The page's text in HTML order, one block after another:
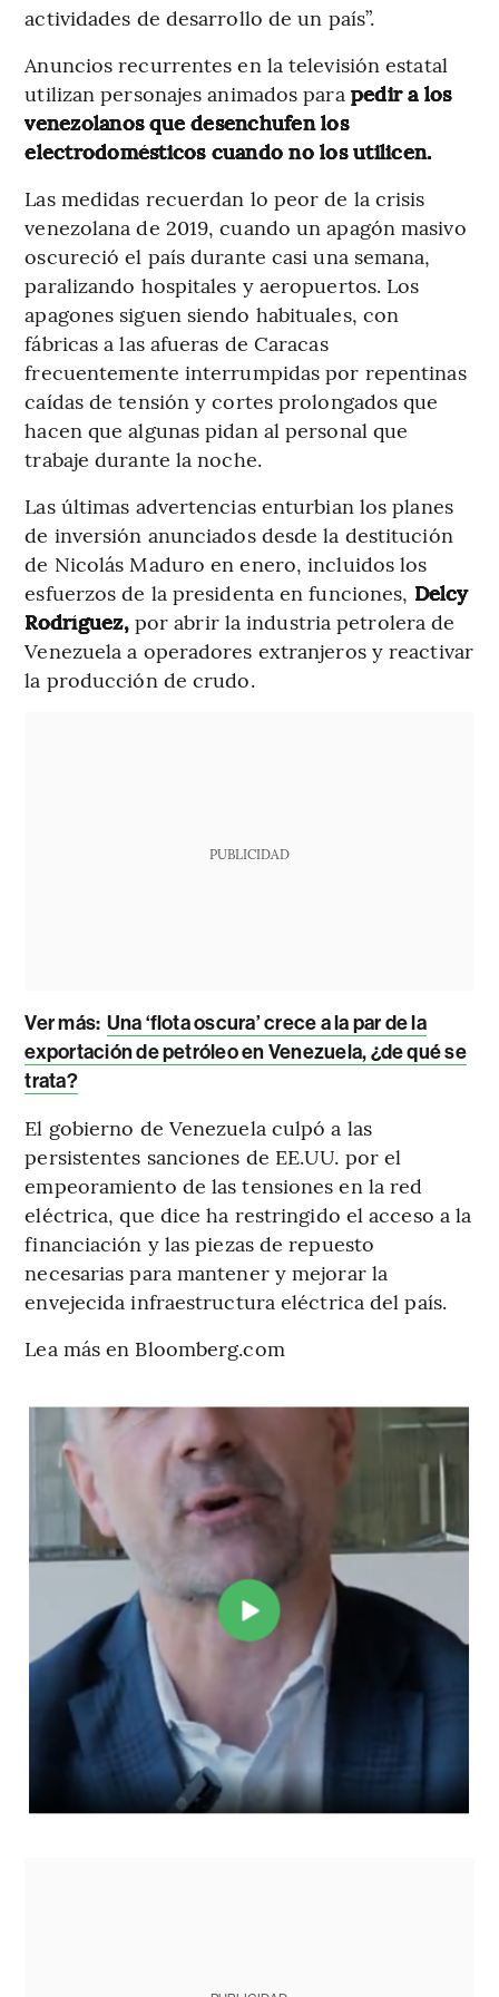
actividades de desarrollo de un país”.
Anuncios recurrentes en la televisión estatal
utilizan personajes animados para pedir a los
venezolanos que desenchufen los
electrodomésticos cuando no los utilicen.
Las medidas recuerdan lo peor de la crisis
venezolana de 2019, cuando un apagón masivo
oscureció el país durante casi una semana,
paralizando hospitales y aeropuertos. Los
apagones siguen siendo habituales, con
fábricas a las afueras de Caracas
frecuentemente interrumpidas por repentinas
caídas de tensión y cortes prolongados que
hacen que algunas pidan al personal que
trabaje durante la noche.
Las últimas advertencias enturbian los planes
de inversión anunciados desde la destitución
de Nicolás Maduro en enero, incluidos los
esfuerzos de la presidenta en funciones, Delcy
Rodríguez,por abrir la industria petrolera de
Venezuela a operadores extranjeros y reactivar
la producción de crudo.
PUBLICIDAD
Ver más: Una ‘flota oscura’ crece a la par de la
exportación de petróleo en Venezuela, ¿de qué se
trata?
El gobierno de Venezuela culpó a las
persistentes sanciones de EE.UU. por el
empeoramiento de las tensiones en la red
eléctrica, que dice ha restringido el acceso a la
financiación y las piezas de repuesto
necesarias para mantener y mejorar la
envejecida infraestructura eléctrica del país.
Lea más en Bloomberg.com